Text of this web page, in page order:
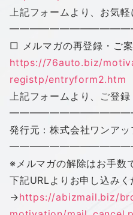
上記フォームより、お気軽
□ メルマガの再登録・ご
https://76auto.biz/
registp/entryform2.htm
上記フォームより、ご登録
発行元：株式会社ワンアッ
※メルマガの解除はお手数
下記URLよりお申し込みく
→https://abizmail.biz/